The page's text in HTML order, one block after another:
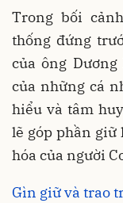
Trong bối
thống đứng
của ông
của những cá
hiểu và tâm
lẽ góp phần giữ
hóa của người
Gìn giữ và trao